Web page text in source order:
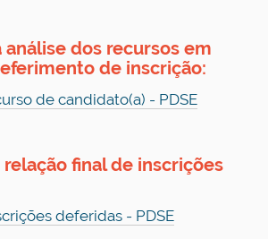
análise dos recursos em
de inscrição:
de candidato(a) - PDSE
final de inscrições
deferidas - PDSE